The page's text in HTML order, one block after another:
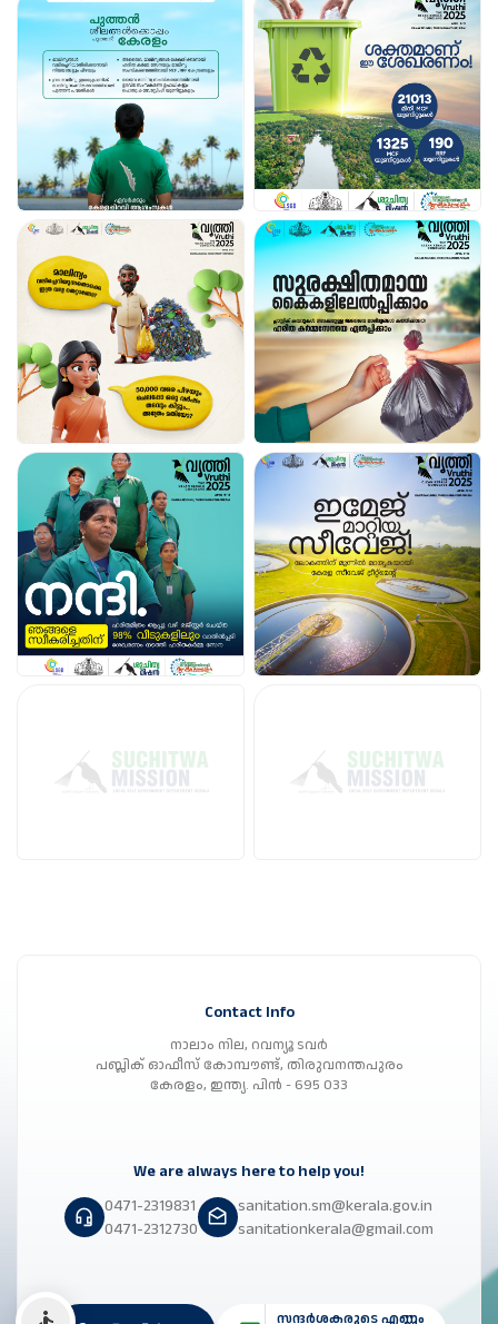
Contact Info
നാലാം നില, റവന്യൂ ടവർ
പബ്ലിക് ഓഫീസ് കോമ്പൗണ്ട്, തിരുവനന്തപുരം
കേരളം, ഇന്ത്യ. പിൻ - 695 033
We are always here to help you!
0471-2319831
0471-2312730
sanitation.sm@kerala.gov.in
sanitationkerala@gmail.com
സന്ദർശകരുടെ എണ്ണം